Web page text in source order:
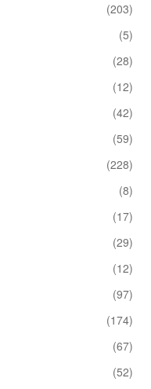
(203)
(5)
(28)
(12)
(42)
(59)
(228)
(8)
(17)
(29)
(12)
(97)
(174)
(67)
(52)